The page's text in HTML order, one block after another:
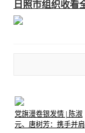
日照市组织收看
党旗漫卷银发情 | 陈淑
元、唐树芳：携手并肩